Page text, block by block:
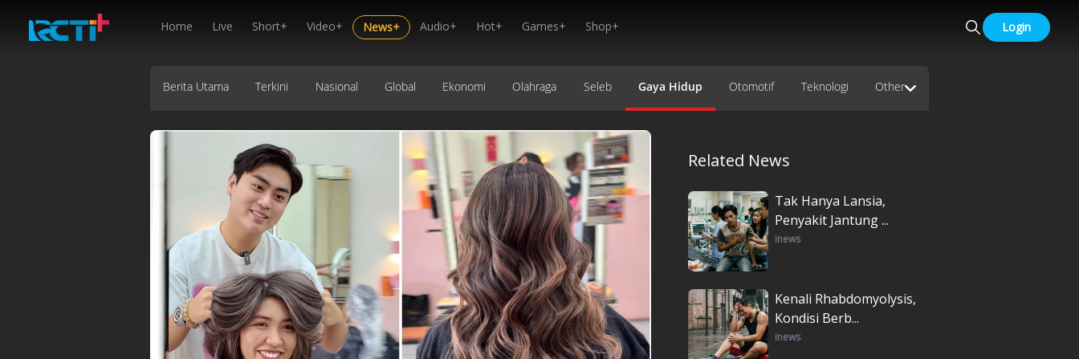
Home Live Short+ Video+ News+ Audio+ Hot+ Games+ Shop+ Login
Berita Utama Terkini Nasional Global Ekonomi Olahraga Seleb Gaya Hidup Otomotif Teknologi Other
Related News
Tak Hanya Lansia,
Penyakit Jantung ...
inews
Kenali Rhabdomyolysis,
Kondisi Berb...
inews